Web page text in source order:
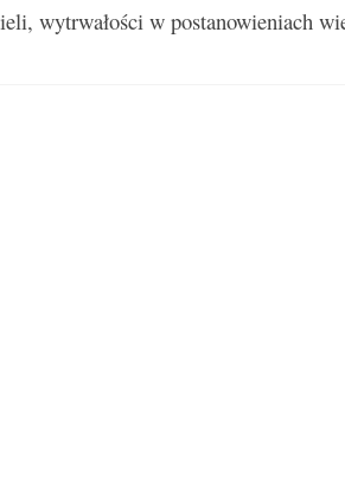
wytrwałości w postanowieniach